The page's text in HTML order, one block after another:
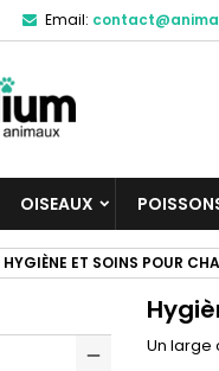
Email:
OISEAUX
HYGIÈNE ET SOINS POUR
Un large